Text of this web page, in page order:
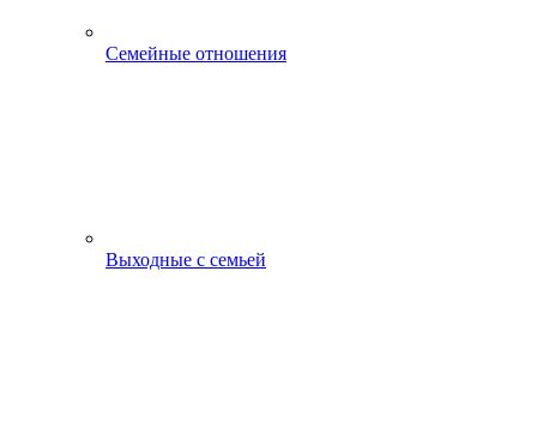
Семейные отношения
Выходные с семьей